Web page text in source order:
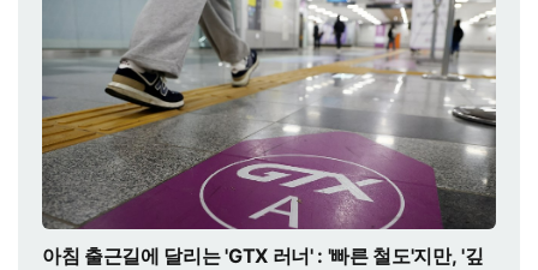
아침 출근길에 달리는 'GTX 러너' : '빠른 철도'지만, '깊